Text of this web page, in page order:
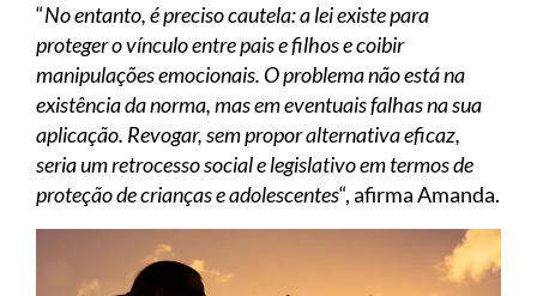
“No entanto, é preciso cautela: a lei existe para
proteger o vínculo entre pais e filhos e coibir
manipulações emocionais. O problema não está na
existência da norma, mas em eventuais falhas na sua
aplicação. Revogar, sem propor alternativa eficaz,
seria um retrocesso social e legislativo em termos de
proteção de crianças e adolescentes“, afirma Amanda.